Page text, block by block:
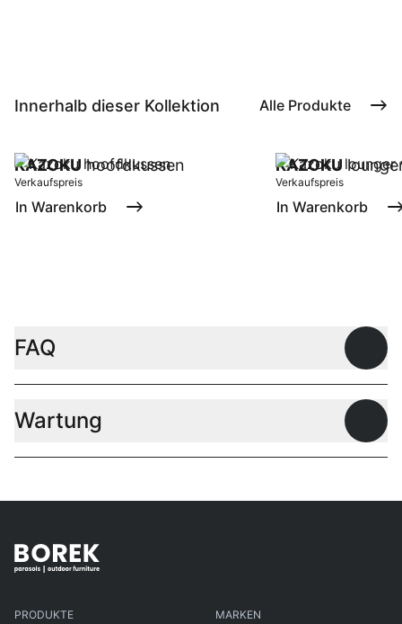
Innerhalb dieser Kollektion Alle Produkte
KAZOKUhoofdkussen
Verkaufspreis
In Warenkorb
KAZOKU
Verkaufspreis
In Warenkorb
FAQ
Wartung
PRODUKTE MARKEN